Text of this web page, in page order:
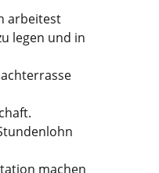
arbeitest
legen und in
machen